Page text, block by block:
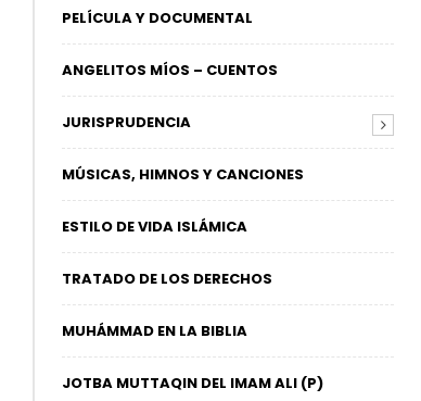
PELÍCULA Y DOCUMENTAL
ANGELITOS MÍOS – CUENTOS
JURISPRUDENCIA
MÚSICAS, HIMNOS Y CANCIONES
ESTILO DE VIDA ISLÁMICA
TRATADO DE LOS DERECHOS
MUHÁMMAD EN LA BIBLIA
JOTBA MUTTAQIN DEL IMAM ALI (P)